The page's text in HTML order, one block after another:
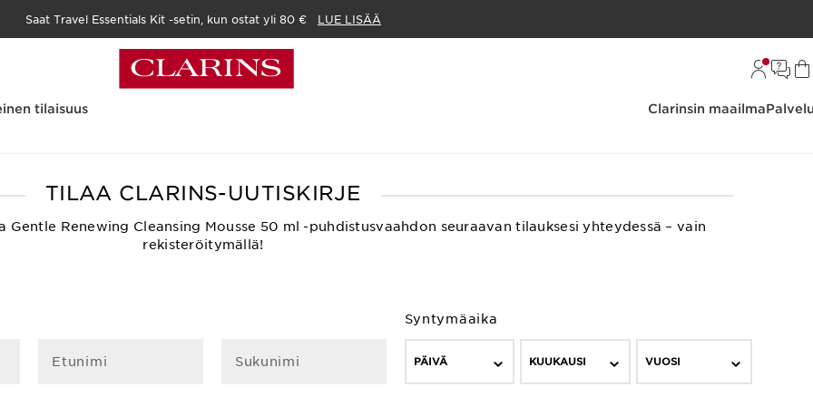
Saat Travel Essentials Kit -setin, kun ostat yli 80 € LUE LISÄÄ
tilaisuus Clarinsin maailma
TILAA CLARINS-UUTISKIRJE
Renewing Cleansing Mousse 50 ml -puhdistusvaahdon seuraavan tilauksesi yhteydessä – vain
rekisteröitymällä!
Etunimi Sukunimi
Syntymäaika
PÄIVÄ KUUKAUSI VUOSI